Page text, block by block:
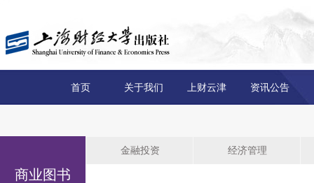
首页 关于我们 上财云津 资讯公告
商业图书
金融投资 经济管理